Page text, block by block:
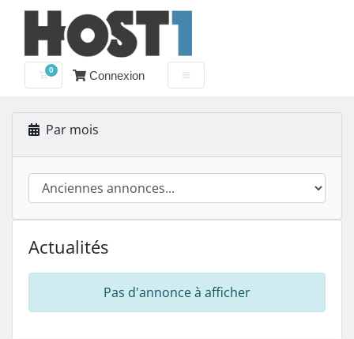
0
Votre panierConnexion
Par mois
Actualités
Pas d'annonce à afficher